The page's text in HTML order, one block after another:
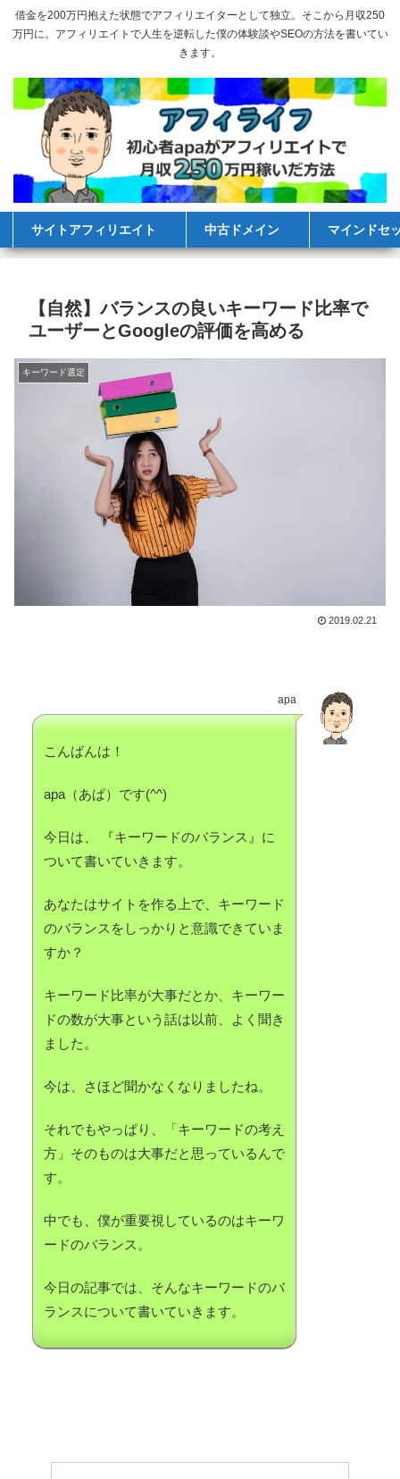
借金を200万円抱えた状態でアフィリエイターとして独立。そこから月収250
万円に。アフィリエイトで人生を逆転した僕の体験談やSEOの方法を書いてい
きます。
サイトアフィリエイト 中古ドメイン マインドセ
【自然】バランスの良いキーワード比率で
ユーザーとGoogleの評価を高める
キーワード選定
2019.02.21
apa
こんばんは！
apa（あぱ）です(^^)
今日は、 『キーワードのバランス』に
ついて書いていきます。
あなたはサイトを作る上で、キーワード
のバランスをしっかりと意識できていま
すか？
キーワード比率が大事だとか、キーワー
ドの数が大事という話は以前、よく聞き
ました。
今は、さほど聞かなくなりましたね。
それでもやっぱり、「キーワードの考え
方」そのものは大事だと思っているんで
す。
中でも、僕が重要視しているのはキーワ
ードのバランス。
今日の記事では、そんなキーワードのバ
ランスについて書いていきます。